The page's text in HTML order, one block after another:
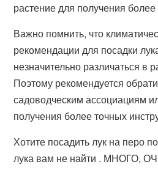
растение для получения
Важно помнить, что
рекомендации для посадки
незначительно различаться в
Поэтому рекомендуется
садоводческим ассоциациям
получения более точных
Хотите посадить лук на перо
лука вам не найти . МНОГО,